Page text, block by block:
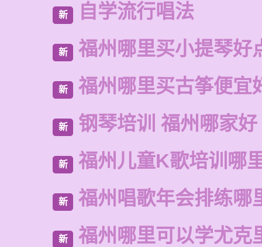
新 自学流行唱法
新 福州哪里买小提琴好
新 福州哪里买古筝便宜
新 钢琴培训 福州哪家好
新 福州儿童K歌培训哪
新 福州唱歌年会排练哪
新 福州哪里可以学尤克